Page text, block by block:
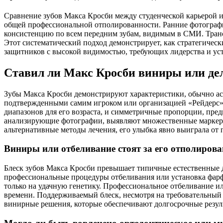
Сравнение зубов Макса Кросби между студенческой
общей профессиональной отполированности. Ранние
консистенцию по всем передним зубам, видимым в СМИ.
Этот систематический подход демонстрирует, как
защитников с высокой видимостью, требующих лидерства и
Ставил ли Макс Кросби виниры или
Зубы Макса Кросби демонстрируют характеристики, обычно
подтвержденными самим игроком или организацией
диапазонов для его возраста, и симметричные пропорции,
анализирующие фотографии, выявляют множественные
альтернативные методы лечения, его улыбка явно выиграла
Виниры или отбеливание стоят за его
Блеск зубов Макса Кросби превышает типичные естественные
профессиональные процедуры отбеливания или установка
только на удачную генетику. Профессиональное отбеливание
времени. Поддерживаемый блеск, несмотря на
винирные решения, которые обеспечивают долгосрочные